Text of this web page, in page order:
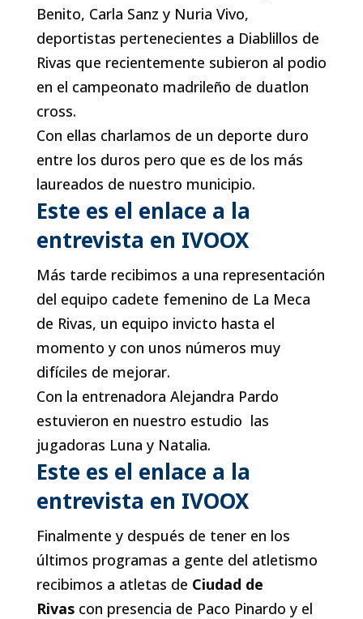
Benito, Carla Sanz y Nuria Vivo,
deportistas pertenecientes a Diablillos de
Rivas que recientemente subieron al podio
en el campeonato madrileño de duatlon
cross.
Con ellas charlamos de un deporte duro
entre los duros pero que es de los más
laureados de nuestro municipio.
Este es el enlace a la
entrevista en IVOOX
Más tarde recibimos a una representación
del equipo cadete femenino de La Meca
de Rivas, un equipo invicto hasta el
momento y con unos números muy
difíciles de mejorar.
Con la entrenadora Alejandra Pardo
estuvieron en nuestro estudio las
jugadoras Luna y Natalia.
Este es el enlace a la
entrevista en IVOOX
Finalmente y después de tener en los
últimos programas a gente del atletismo
recibimos a atletas de Ciudad de
Rivascon presencia de Paco Pinardo y el